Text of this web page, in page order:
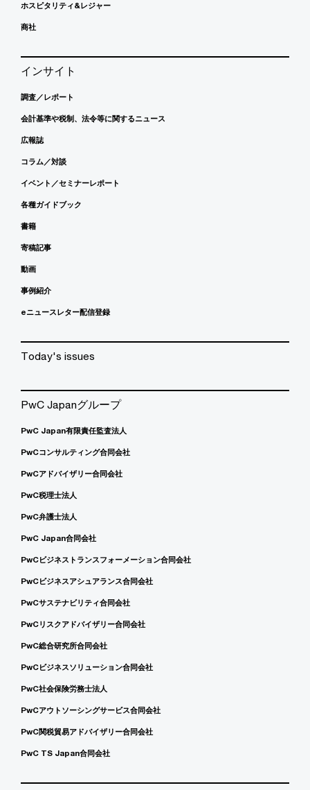
ホスピタリティ&レジャー
商社
インサイト
調査／レポート
会計基準や税制、法令等に関するニュース
広報誌
コラム／対談
イベント／セミナーレポート
各種ガイドブック
書籍
寄稿記事
動画
事例紹介
eニュースレター配信登録
Today's issues
PwC Japanグループ
PwC Japan有限責任監査法人
PwCコンサルティング合同会社
PwCアドバイザリー合同会社
PwC税理士法人
PwC弁護士法人
PwC Japan合同会社
PwCビジネストランスフォーメーション合同会社
PwCビジネスアシュアランス合同会社
PwCサステナビリティ合同会社
PwCリスクアドバイザリー合同会社
PwC総合研究所合同会社
PwCビジネスソリューション合同会社
PwC社会保険労務士法人
PwCアウトソーシングサービス合同会社
PwC関税貿易アドバイザリー合同会社
PwC TS Japan合同会社